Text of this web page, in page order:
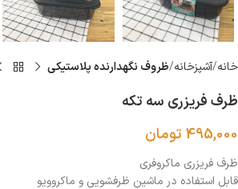
خانه آشپزخانه ظروف نگهدارنده پلاستيكى
ظرف فریزری سه تکه
495,000 تومان
ظرف فریزری ماکروفری
قابل استفاده در ماشین ظرفشویی و ماکروویو